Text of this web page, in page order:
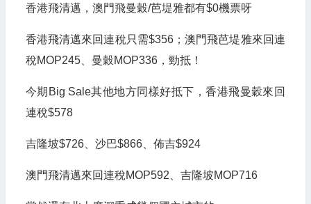
香港飛清邁，澳門飛曼穀/芭堤雅都有$0機票呀
香港飛清邁來回連稅只需$356；澳門飛芭堤雅來回連
稅MOP245、曼穀MOP336，勁抵！
今期Big Sale其他地方同樣好抵下，香港飛曼穀來回
連稅$578
吉隆坡$726、沙巴$866、佈吉$924
澳門飛清邁來回連稅MOP592、吉隆坡MOP716